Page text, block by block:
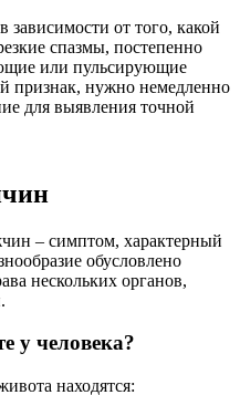
зависимости от того, какой
спазмы, постепенно
или пульсирующие
признак, нужно немедленно
для выявления точной
– симптом, характерный
обусловлено
нескольких органов,
у человека?
находятся: